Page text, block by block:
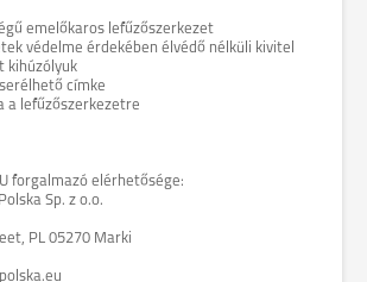
emelőkaros lefűzőszerkezet
védelme érdekében élvédő nélküli kivitel
kihúzólyuk
címke
a lefűzőszerkezetre
forgalmazó elérhetősége:
Sp. z o.o.
PL 05270 Marki